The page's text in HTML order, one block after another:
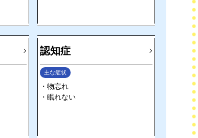
認知症
主な症状
物忘れ
眠れない